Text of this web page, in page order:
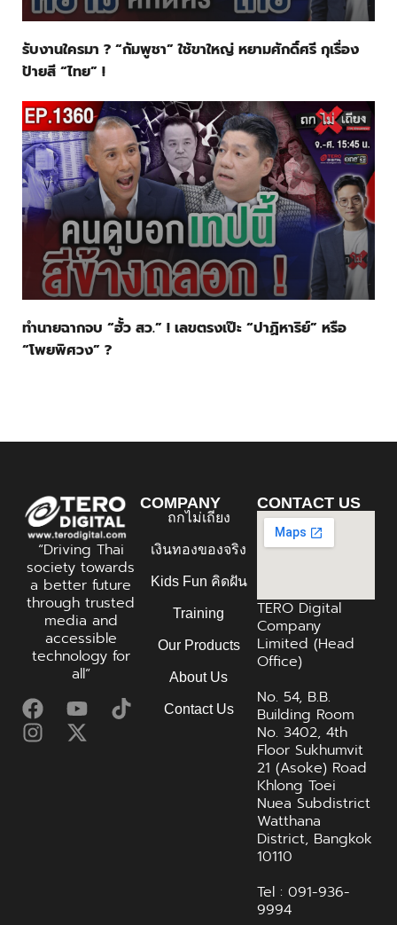
รับงานใครมา ? “กัมพูชา” ใช้ขาใหญ่ หยามศักดิ์ศรี กุเรื่อง
ป้ายสี “ไทย” !
ทำนายฉากจบ “ฮั้ว สว.” ! เลขตรงเป๊ะ “ปาฏิหาริย์” หรือ
“โพยพิศวง” ?
“Driving Thai
society towards
a better future
through trusted
media and
accessible
technology for
all”
COMPANY
ถกไม่เถียง
เงินทองของจริง
Kids Fun คิดฝัน
Training
Our Products
About Us
Contact Us
CONTACT US
TERO Digital
Company
Limited (Head
Office)
No. 54, B.B.
Building Room
No. 3402, 4th
Floor Sukhumvit
21 (Asoke) Road
Khlong Toei
Nuea Subdistrict
Watthana
District, Bangkok
10110
Tel : 091-936-
9994